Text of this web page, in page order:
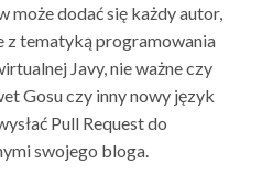
może dodać się każdy autor,
z tematyką programowania
Javy, nie ważne czy
Gosu czy inny nowy język
Pull Request do
swojego bloga.